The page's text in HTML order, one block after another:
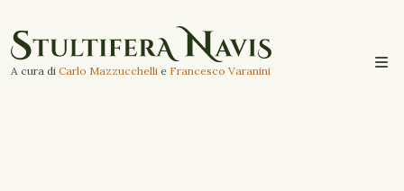
A cura di Carlo Mazzucchelli e Francesco Varanini